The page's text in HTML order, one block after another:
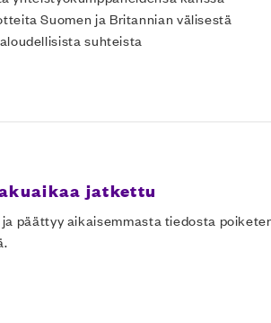
Suomen ja Britannian välisestä
suhteista
jatkettu
päättyy aikaisemmasta tiedosta